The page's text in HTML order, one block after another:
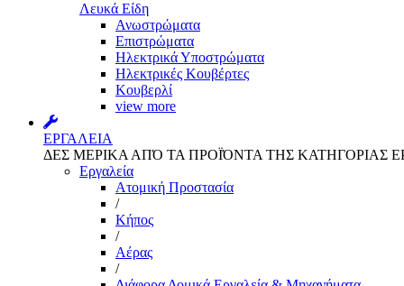
Λευκά Είδη
Ανωστρώματα
Επιστρώματα
Ηλεκτρικά Υποστρώματα
Ηλεκτρικές Κουβέρτες
Κουβερλί
view more
ΕΡΓΑΛΕΙΑ
ΔΕΣ ΜΕΡΙΚΑ ΑΠΌ ΤΑ ΠΡΟΪΌΝΤΑ ΤΗΣ ΚΑΤΗΓΟΡΙΑΣ
Εργαλεία
Aτομική Προστασία
/
Kήπος
/
Αέρας
/